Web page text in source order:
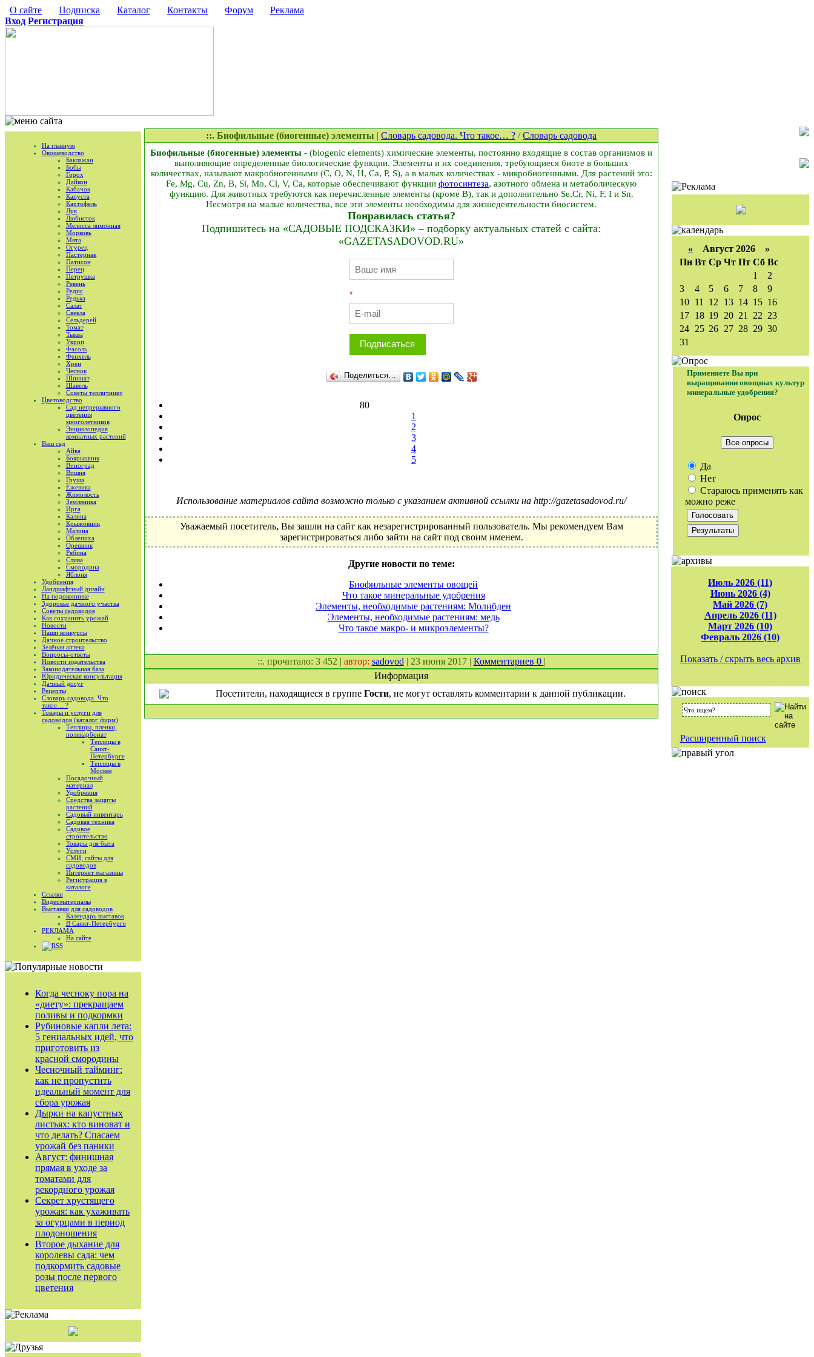
О сайте Подписка Каталог Контакты Форум
Реклама
Вход Регистрация
На главную
Овощеводство
Баклажан
Бобы
Горох
Дайкон
Кабачок
Капуста
Картофель
Лук
Любисток
Мелисса лимонная
Морковь
Мята
Огурец
Пастернак
Патисон
Перец
Петрушка
Ревень
Редис
Редька
Салат
Свекла
Сельдерей
Томат
Тыква
Укроп
Фасоль
Фенхель
Хрен
Чеснок
Шпинат
Шавель
Советы тепличнику
Цветоводство
Сад непрерывного
цветения
многолетников
Энциклопедия
комнатных растений
Ваш сад
Айва
Боярышник
Виноград
Вишня
Груша
Ежевика
Жимолость
Земляника
Ирга
Калина
Крыжовник
Малина
Облепиха
Орешник
Рябина
Слива
Смородина
Яблоня
Удобрения
Ландшафтный дизайн
На подоконнике
Здоровье дачного участка
Советы садоводов
Как сохранить урожай
Новости
Наши конкурсы
Дачное строительство
Зелёная аптека
Вопросы-ответы
Новости издательства
Законодательная база
Юридическая консультация
Дачный досуг
Рецепты
Словарь садовода. Что
такое… ?
Товары и услуги для
садоводов (каталог фирм)
Теплицы, пленки,
поликарбонат
Теплицы в
Санкт-
Петербурге
Теплицы в
Москве
Посадочный
материал
Удобрения
Средства защиты
растений
Садовый инвентарь
Садовая техника
Садовое
строительство
Товары для быта
Услуги
СМИ, сайты для
садоводов
Интернет магазины
Регистрация в
каталоге
Ссылки
Видеоматериалы
Выставки для садоводов
Календарь выставок
В Санкт-Петербурге
РЕКЛАМА
На сайте
RSS
Когда чесноку пора на
«диету»: прекращаем
поливы и подкормки
Рубиновые капли лета:
5 гениальных идей, что
приготовить из
красной смородины
Чесночный тайминг:
как не пропустить
идеальный момент для
сбора урожая
Дырки на капустных
листьях: кто виноват и
что делать? Спасаем
урожай без паники
Август: финишная
прямая в уходе за
томатами для
рекордного урожая
Секрет хрустящего
урожая: как ухаживать
за огурцами в период
плодоношения
Второе дыхание для
королевы сада: чем
подкормить садовые
розы после первого
цветения
::. Биофильные (биогенные) элементы | Словарь садовода. Что такое… ? /Словарь садовода
Биофильные (биогенные) элементы - (biogenic elements) химические элементы, постоянно входящие в состав организмов и
выполняющие определенные биологические функции. Элементы и их соединения, требующиеся биоте в больших
количествах, называют макробиогенными (С, О, N, H, Ca, P, S), а в малых количествах - микробиогенными. Для растений это:
Fe, Mg, Cu, Zn, B, Si, Mo, Cl, V, Ca, которые обеспечивают функции фотосинтеза, азотного обмена и метаболическую
функцию. Для животных требуются как перечисленные элементы (кроме B), так и дополнительно Se,Cr, Ni, F, I и Sn.
Несмотря на малые количества, все эти элементы необходимы для жизнедеятельности биосистем.
Понравилась статья?
Подпишитесь на «САДОВЫЕ ПОДСКАЗКИ» – подборку актуальных статей с сайта:
«GAZETASADOVOD.RU»
*
Подписаться
Поделиться…
80
1
2
3
4
5
Использование материалов сайта возможно только с указанием активной ссылки на http://gazetasadovod.ru/
Уважаемый посетитель, Вы зашли на сайт как незарегистрированный пользователь. Мы рекомендуем Вам
зарегистрироваться либо зайти на сайт под своим именем.
Другие новости по теме:
Биофильные элементы овощей
Что такое минеральные удобрения
Элементы, необходимые растениям: Молибден
Элементы, необходимые растениям: медь
Что такое макро- и микроэлементы?
::. прочитало: 3 452 | автор: sadovod | 23 июня 2017 | Комментариев 0 |
Информация
Посетители, находящиеся в группе Гости, не могут оставлять комментарии к данной публикации.
« Август 2026 »
Пн Вт Ср Чт Пт Сб Вс
1
2
3
4 5 6 7 8
9
10 11 12 13 14 15 16
17 18 19 20 21 22 23
24 25 26 27 28 29 30
31
Применяете Вы при
выращивании овощных культур
минеральные удобрения?
Опрос
Все опросы
Да
Нет
Стараюсь применять как
можно реже
Июль 2026 (11)
Июнь 2026 (4)
Май 2026 (7)
Апрель 2026 (11)
Март 2026 (10)
Февраль 2026 (10)
Показать / скрыть весь архив
Расширенный поиск